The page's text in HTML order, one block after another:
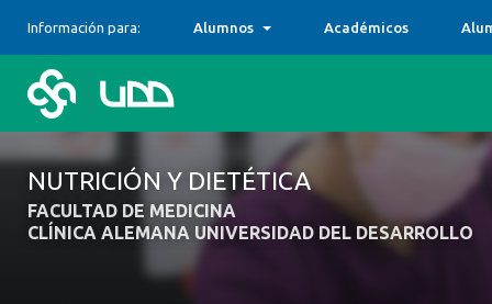
NUTRICIÓN Y DIETÉTICA
FACULTAD DE MEDICINA
CLÍNICA ALEMANA UNIVERSIDAD DEL DESARROLLO
Información para: Alumnos Académicos